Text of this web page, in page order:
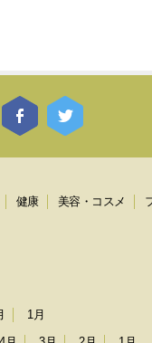
健康 美容・コスメ
1月